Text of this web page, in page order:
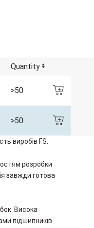
Quantity
>50
>50
виробів FS.
розробки
завжди готова
Висока
підшипників